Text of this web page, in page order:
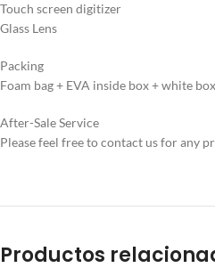
Touch screen digitizer
Glass Lens
Packing
Foam bag + EVA inside box + white box
After-Sale Service
Please feel free to contact us for any
Productos